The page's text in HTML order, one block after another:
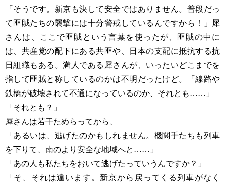
「そうです。新京も決して安全ではありません。普段だっ
て匪賊たちの襲撃には十分警戒しているんですから！」犀
さんは、ここで匪賊という言葉を使ったが、匪賊の中に
は、共産党の配下にある共匪や、日本の支配に抵抗する抗
日組織もある。満人である犀さんが、いったいどこまでを
指して匪賊と称しているのかは不明だったけど。「線路や
鉄橋が破壊されて不通になっているのか、それとも……」
「それとも？」
犀さんは若干ためらってから、
「あるいは、逃げたのかもしれません。機関手たちも列車
を下りて、南のより安全な地域へと……」
「あの人も私たちをおいて逃げたっていうんですか？」
「そ、それは違います。新京から戻ってくる列車がなく